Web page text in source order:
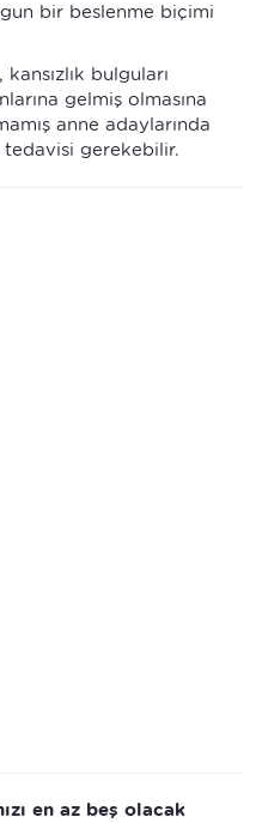
bir beslenme biçimi
bulguları
gelmiş olmasına
anne adaylarında
gerekebilir.
en az beş olacak